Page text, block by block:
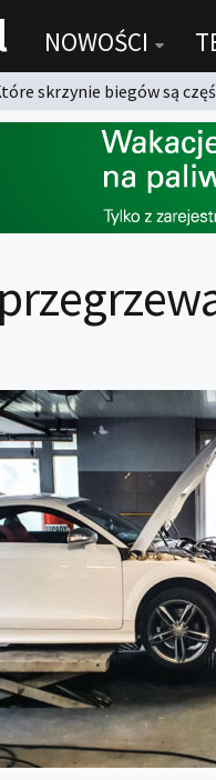
NOWOŚCI
skrzynie biegów są